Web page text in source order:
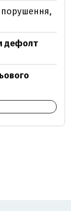
порушення,
дефолт